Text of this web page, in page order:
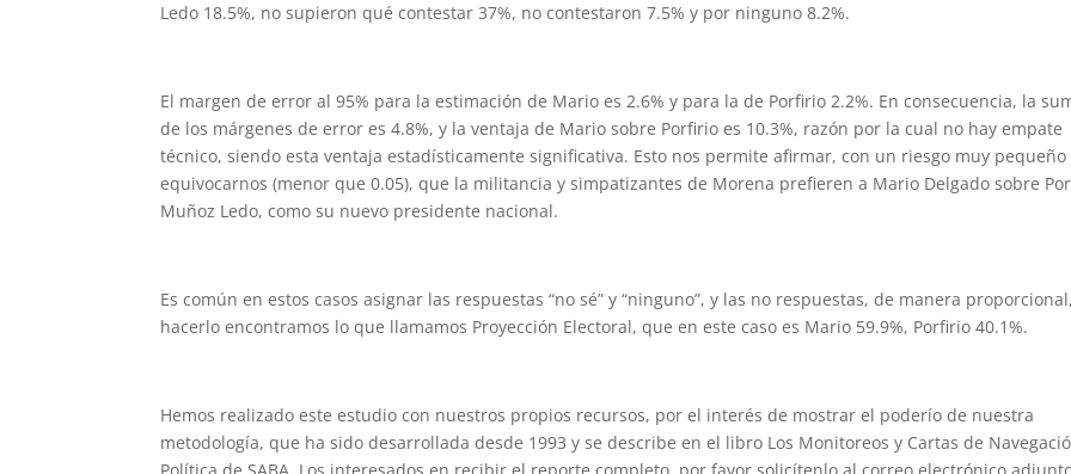
Ledo 18.5%, no supieron qué contestar 37%, no contestaron 7.5% y por ninguno 8.2%.
El margen de error al 95% para la estimación de Mario es 2.6% y para la de Porfirio 2.2%. En consecuencia, la
de los márgenes de error es 4.8%, y la ventaja de Mario sobre Porfirio es 10.3%, razón por la cual no hay empate
técnico, siendo esta ventaja estadísticamente significativa. Esto nos permite afirmar, con un riesgo muy pequeño
equivocarnos (menor que 0.05), que la militancia y simpatizantes de Morena prefieren a Mario Delgado sobre
Muñoz Ledo, como su nuevo presidente nacional.
Es común en estos casos asignar las respuestas “no sé” y “ninguno”, y las no respuestas, de manera
hacerlo encontramos lo que llamamos Proyección Electoral, que en este caso es Mario 59.9%, Porfirio 40.1%.
Hemos realizado este estudio con nuestros propios recursos, por el interés de mostrar el poderío de nuestra
metodología, que ha sido desarrollada desde 1993 y se describe en el libro Los Monitoreos y Cartas de